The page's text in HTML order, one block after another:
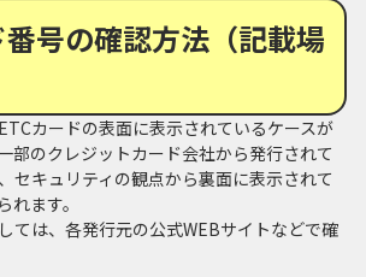
番号の確認方法（記載場
カードの表面に表示されているケースが
部のクレジットカード会社から発行されて
セキュリティの観点から裏面に表示されて
れます。
ては、各発行元の公式WEBサイトなどで確